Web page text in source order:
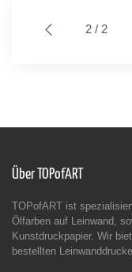
2 / 2
Über TOPofART
TOPofART ist
Ölfarben auf Leinwand,
Kunstdruckpapier. Wir
bestellten